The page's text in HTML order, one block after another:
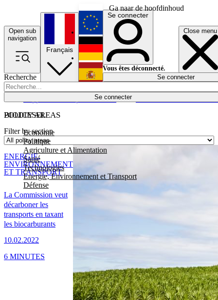
Ga naar de hoofdinhoud
Open sub
navigation
Close menu
Recherche
Se connecter
POLICY AREAS
Economie
Politique
Agriculture et Alimentation
Santé
Technologies
Energie, Environnement et Transport
Défense
Économie
Français
English
Deutsch
Español
Se connecter
Vous êtes déconnecté.
Se connecter
BIODIESEL
Filter by section
La Commission veut
décarboner les
transports en taxant
les biocarburants
10.02.2022
ENERGIE,
ENVIRONNEMENT
ET TRANSPORT
6 MINUTES